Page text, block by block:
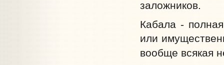
заложников.
Кабала -
или
вообще всякая